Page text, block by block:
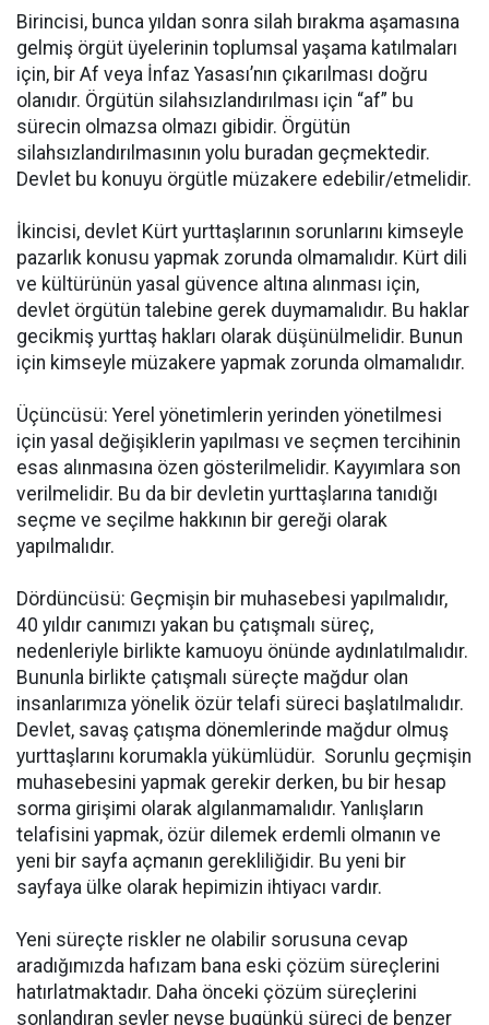
Birincisi, bunca yıldan sonra silah bırakma aşamasına
gelmiş örgüt üyelerinin toplumsal yaşama katılmaları
için, bir Af veya İnfaz Yasası’nın çıkarılması doğru
olanıdır. Örgütün silahsızlandırılması için “af” bu
sürecin olmazsa olmazı gibidir. Örgütün
silahsızlandırılmasının yolu buradan geçmektedir.
Devlet bu konuyu örgütle müzakere edebilir/etmelidir.
İkincisi, devlet Kürt yurttaşlarının sorunlarını kimseyle
pazarlık konusu yapmak zorunda olmamalıdır. Kürt dili
ve kültürünün yasal güvence altına alınması için,
devlet örgütün talebine gerek duymamalıdır. Bu haklar
gecikmiş yurttaş hakları olarak düşünülmelidir. Bunun
için kimseyle müzakere yapmak zorunda olmamalıdır.
Üçüncüsü: Yerel yönetimlerin yerinden yönetilmesi
için yasal değişiklerin yapılması ve seçmen tercihinin
esas alınmasına özen gösterilmelidir. Kayyımlara son
verilmelidir. Bu da bir devletin yurttaşlarına tanıdığı
seçme ve seçilme hakkının bir gereği olarak
yapılmalıdır.
Dördüncüsü: Geçmişin bir muhasebesi yapılmalıdır,
40 yıldır canımızı yakan bu çatışmalı süreç,
nedenleriyle birlikte kamuoyu önünde aydınlatılmalıdır.
Bununla birlikte çatışmalı süreçte mağdur olan
insanlarımıza yönelik özür telafi süreci başlatılmalıdır.
Devlet, savaş çatışma dönemlerinde mağdur olmuş
yurttaşlarını korumakla yükümlüdür. Sorunlu geçmişin
muhasebesini yapmak gerekir derken, bu bir hesap
sorma girişimi olarak algılanmamalıdır. Yanlışların
telafisini yapmak, özür dilemek erdemli olmanın ve
yeni bir sayfa açmanın gerekliliğidir. Bu yeni bir
sayfaya ülke olarak hepimizin ihtiyacı vardır.
Yeni süreçte riskler ne olabilir sorusuna cevap
aradığımızda hafızam bana eski çözüm süreçlerini
hatırlatmaktadır. Daha önceki çözüm süreçlerini
sonlandıran şeyler neyse bugünkü süreci de benzer